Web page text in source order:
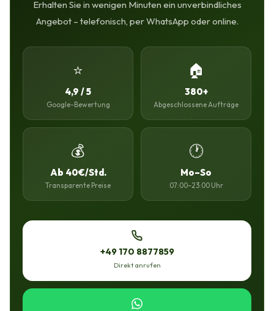
Erhalten Sie in wenigen Minuten ein unverbindliches
Angebot – telefonisch, per WhatsApp oder online.
⭐
4,9 / 5
Google-Bewertung
🏠
380+
Abgeschlossene Aufträge
💰
Ab 40€/Std.
Transparente Preise
🕐
Mo–So
07:00–23:00 Uhr
+49 170 8877859
Direkt anrufen